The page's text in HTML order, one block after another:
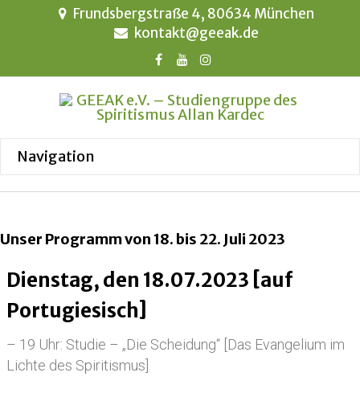
Frundsbergstraße 4, 80634 München
kontakt@geeak.de
Unser Programm von 18. bis 22. Juli 2023
Dienstag, den 18.07.2023 [auf
Portugiesisch]
– 19 Uhr: Studie – „Die Scheidung“ [Das Evangelium im
Lichte des Spiritismus]